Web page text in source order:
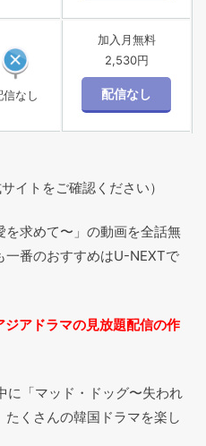
信なし
加入月無料
2,530円
イトをご確認ください）
を求めて〜」の動画を全話無
一番のおすすめはU-NEXTで
アドラマの見放題配信の作
に「マッド・ドッグ〜失われ
くさんの韓国ドラマを楽し